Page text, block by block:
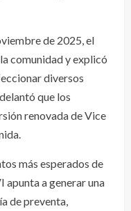
de 2025, el
comunidad y explicó
diversos
que los
renovada de Vice
más esperados de
apunta a generar una
de preventa,